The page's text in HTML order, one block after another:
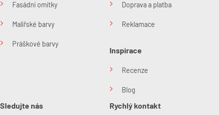
Fasádní omítky
Malířské barvy
Práškové barvy
Doprava a platba
Reklamace
Inspirace
Recenze
Blog
Sledujte nás Rychlý kontakt